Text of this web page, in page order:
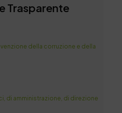
Trasparente
della corruzione e della
di amministrazione, di direzione